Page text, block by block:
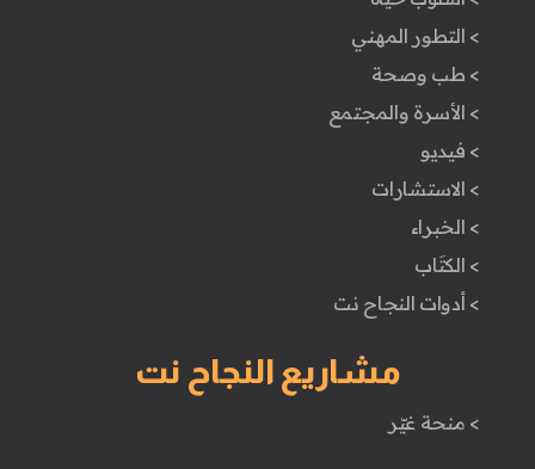
> التطور المهني
> طب وصحة
> الأسرة والمجتمع
> فيديو
> الاستشارات
> الخبراء
> الكتَاب
> أدوات النجاح نت
مشاريع النجاح نت
> منحة غيّر